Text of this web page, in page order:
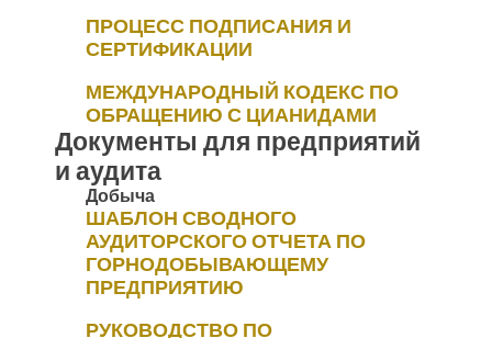
ПРОЦЕСС ПОДПИСАНИЯ И
СЕРТИФИКАЦИИ
МЕЖДУНАРОДНЫЙ КОДЕКС ПО
ОБРАЩЕНИЮ С ЦИАНИДАМИ
Документы для предприятий
и аудита
Добыча
ШАБЛОН СВОДНОГО
АУДИТОРСКОГО ОТЧЕТА ПО
ГОРНОДОБЫВАЮЩЕМУ
ПРЕДПРИЯТИЮ
РУКОВОДСТВО ПО